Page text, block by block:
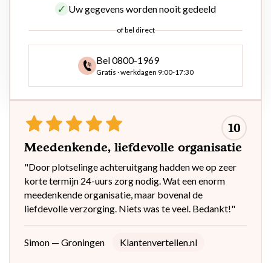
Uw gegevens worden nooit gedeeld
of bel direct
Bel 0800-1969
Gratis · werkdagen 9:00-17:30
10
Meedenkende, liefdevolle organisatie
"Door plotselinge achteruitgang hadden we op zeer
korte termijn 24-uurs zorg nodig. Wat een enorm
meedenkende organisatie, maar bovenal de
liefdevolle verzorging. Niets was te veel. Bedankt!"
Simon — Groningen Klantenvertellen.nl